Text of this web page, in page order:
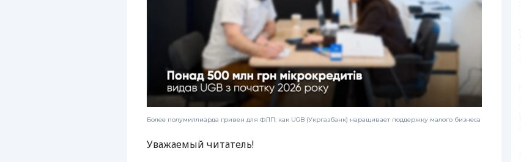
Более полумиллиарда гривен для ФЛП: как UGB (Укргазбанк) наращивает поддержку малого бизнеса
Уважаемый читатель!